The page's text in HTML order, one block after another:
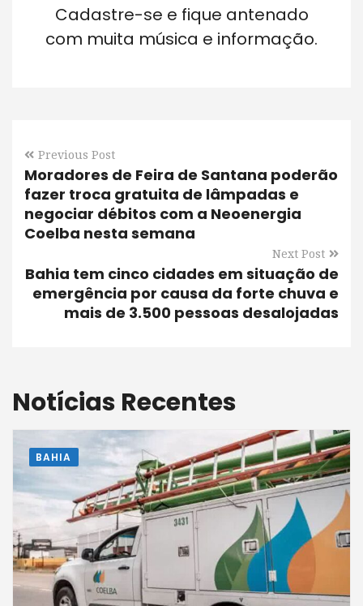
Cadastre-se e fique antenado
com muita música e informação.
Previous Post
Moradores de Feira de Santana poderão
fazer troca gratuita de lâmpadas e
negociar débitos com a Neoenergia
Coelba nesta semana
Next Post
Bahia tem cinco cidades em situação de
emergência por causa da forte chuva e
mais de 3.500 pessoas desalojadas
Notícias Recentes
BAHIA